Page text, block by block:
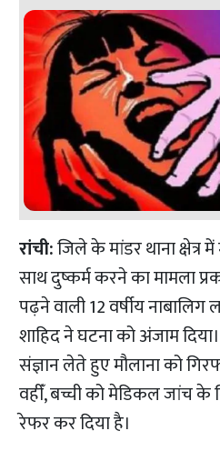
रांची:जिले केमांडर थाना क्षेत्र
साथ दुष्कर्म करने का मामला
पढ़ने वाली 12 वर्षीय
शाहिद ने घटना को अंजाम
संज्ञान लेते हुए मौलाना को
वहीँ, बच्ची को मेडिकल जांच के
रेफर कर दिया है।